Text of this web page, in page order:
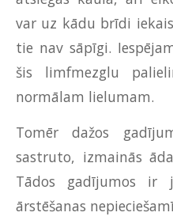
var uz kādu brīdi
tie nav sāpīgi.
šis limfmezglu
normālam lielumam.
Tomēr dažos
sastruto, izmainās
Tādos gadījumos ir
ārstēšanas